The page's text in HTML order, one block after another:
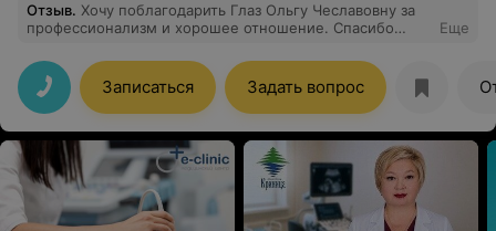
Отзыв. Хочу поблагодарить Глаз Ольгу Чеславовну за
профессионализм и хорошее отношение. Спасибо
Еще
Записаться Задать вопрос